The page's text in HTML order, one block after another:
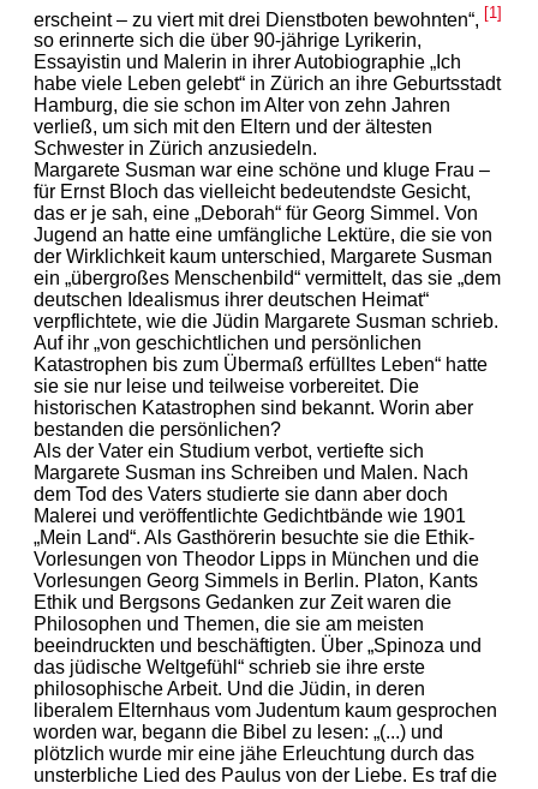
erscheint – zu viert mit drei Dienstboten bewohnten“,
[1]
so erinnerte sich die über 90-jährige Lyrikerin,
Essayistin und Malerin in ihrer Autobiographie „Ich
habe viele Leben gelebt“ in Zürich an ihre Geburtsstadt
Hamburg, die sie schon im Alter von zehn Jahren
verließ, um sich mit den Eltern und der ältesten
Schwester in Zürich anzusiedeln.
Margarete Susman war eine schöne und kluge Frau –
für Ernst Bloch das vielleicht bedeutendste Gesicht,
das er je sah, eine „Deborah“ für Georg Simmel. Von
Jugend an hatte eine umfängliche Lektüre, die sie von
der Wirklichkeit kaum unterschied, Margarete Susman
ein „übergroßes Menschenbild“ vermittelt, das sie „dem
deutschen Idealismus ihrer deutschen Heimat“
verpflichtete, wie die Jüdin Margarete Susman schrieb.
Auf ihr „von geschichtlichen und persönlichen
Katastrophen bis zum Übermaß erfülltes Leben“ hatte
sie sie nur leise und teilweise vorbereitet. Die
historischen Katastrophen sind bekannt. Worin aber
bestanden die persönlichen?
Als der Vater ein Studium verbot, vertiefte sich
Margarete Susman ins Schreiben und Malen. Nach
dem Tod des Vaters studierte sie dann aber doch
Malerei und veröffentlichte Gedichtbände wie 1901
„Mein Land“. Als Gasthörerin besuchte sie die Ethik-
Vorlesungen von Theodor Lipps in München und die
Vorlesungen Georg Simmels in Berlin. Platon, Kants
Ethik und Bergsons Gedanken zur Zeit waren die
Philosophen und Themen, die sie am meisten
beeindruckten und beschäftigten. Über „Spinoza und
das jüdische Weltgefühl“ schrieb sie ihre erste
philosophische Arbeit. Und die Jüdin, in deren
liberalem Elternhaus vom Judentum kaum gesprochen
worden war, begann die Bibel zu lesen: „(...) und
plötzlich wurde mir eine jähe Erleuchtung durch das
unsterbliche Lied des Paulus von der Liebe. Es traf die